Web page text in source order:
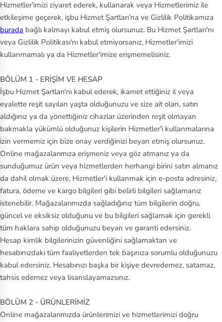
Hizmetler'imizi ziyaret ederek, kullanarak veya Hizmetlerimiz ile
etkileşime geçerek, işbu Hizmet Şartları’na ve Gizlilik Politikamıza
burada bağlı kalmayı kabul etmiş olursunuz. Bu Hizmet Şartları'nı
veya Gizlilik Politikası'nı kabul etmiyorsanız, Hizmetler'imizi
kullanmamalı ya da Hizmetler'imize erişmemelisiniz.
BÖLÜM 1 - ERİŞİM VE HESAP
İşbu Hizmet Şartları'nı kabul ederek, ikamet ettiğiniz il veya
eyalette reşit sayılan yaşta olduğunuzu ve size ait olan, satın
aldığınız ya da yönettiğiniz cihazlar üzerinden reşit olmayan
bakmakla yükümlü olduğunuz kişilerin Hizmetler'i kullanmalarına
izin vermemiz için bize onay verdiğinizi beyan etmiş olursunuz.
Online mağazalarımıza erişmeniz veya göz atmanız ya da
sunduğumuz ürün veya hizmetlerden herhangi birini satın almanız
da dahil olmak üzere, Hizmetler'i kullanmak için e-posta adresiniz,
fatura, ödeme ve kargo bilgileri gibi belirli bilgileri sağlamanız
istenebilir. Mağazalarımızda sağladığınız tüm bilgilerin doğru,
güncel ve eksiksiz olduğunu ve bu bilgileri sağlamak için gerekli
tüm haklara sahip olduğunuzu beyan ve garanti edersiniz.
Hesap kimlik bilgilerinizin güvenliğini sağlamaktan ve
hesabınızdaki tüm faaliyetlerden tek başınıza sorumlu olduğunuzu
kabul edersiniz. Hesabınızı başka bir kişiye devredemez, satamaz,
tahsis edemez veya lisanslayamazsınız.
BÖLÜM 2 - ÜRÜNLERİMİZ
Online mağazalarımızda ürünlerimizi ve hizmetlerimizi doğru